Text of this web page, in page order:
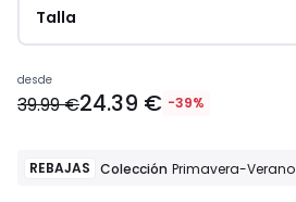
Talla
Precio
a
24.39
desde
39.99 €24.39 € -39%
REBAJAS Colección Primavera-Verano